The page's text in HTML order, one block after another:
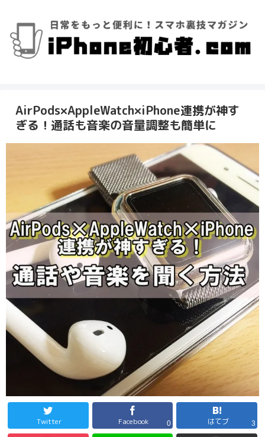
AirPods×AppleWatch×iPhone連携が神す
ぎる！通話も音楽の音量調整も簡単に
Twitter Facebook 0 はてブ 3